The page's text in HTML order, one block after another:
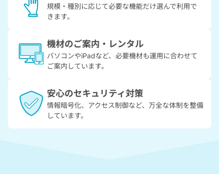
規模・種別に応じて必要な機能だけ選んで利用で
きます。
機材のご案内・レンタル
パソコンやiPadなど、必要機材も運用に合わせて
ご案内しています。
安心のセキュリティ対策
情報暗号化、アクセス制御など、万全な体制を整備
しています。